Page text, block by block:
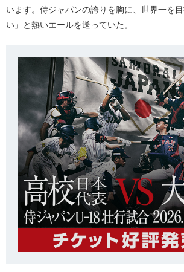
います。侍ジャパンの誇りを胸に、世界一を
い」と熱いエールを送っていた。